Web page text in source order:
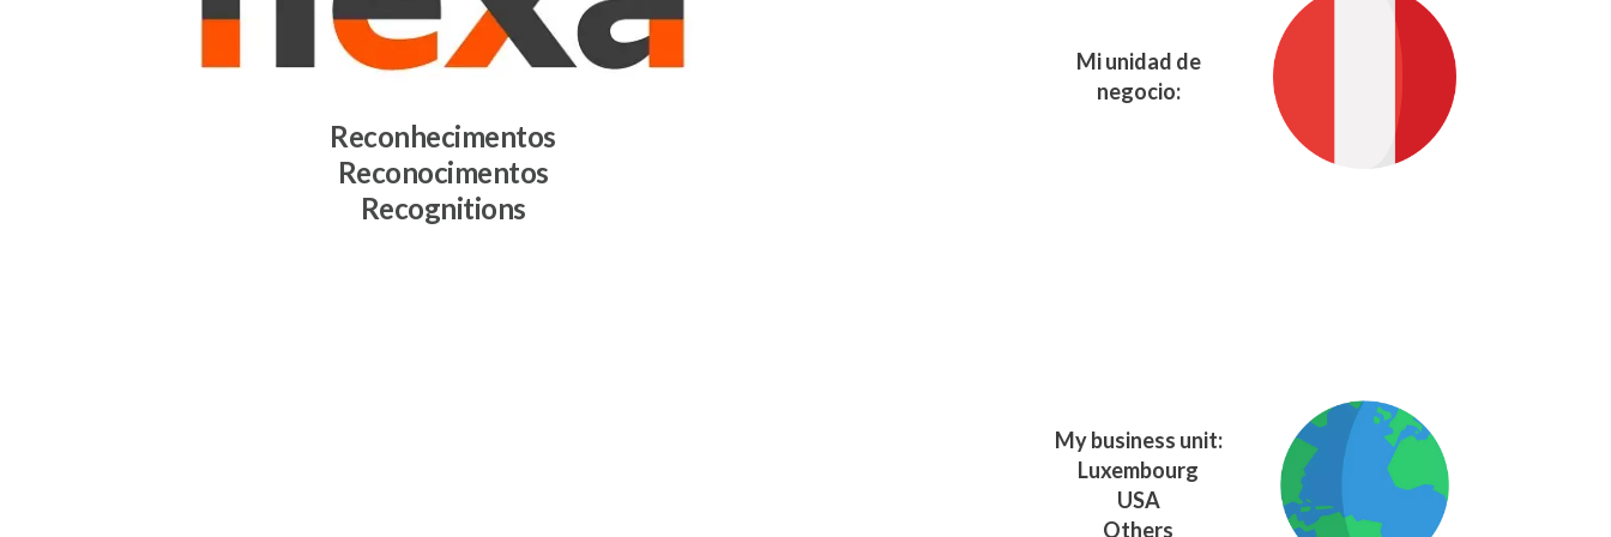
Reconhecimentos
Reconocimentos
Recognitions
Mi unidad de
negocio:
My business unit:
Luxembourg
USA
Others